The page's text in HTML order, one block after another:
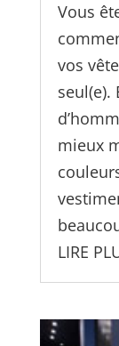
Vous
vos
seul(e).
mieux
LIRE